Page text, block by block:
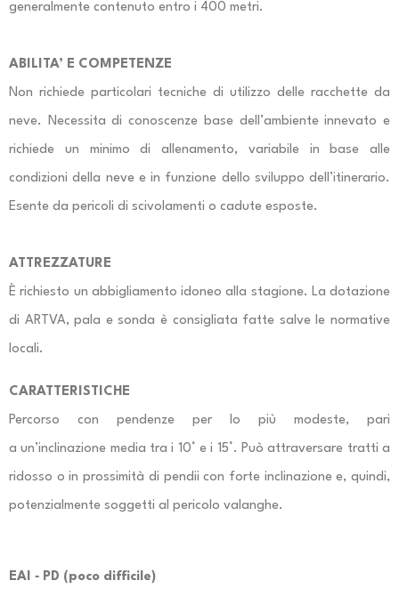
generalmente contenuto entro i 400 metri.
ABILITA’ E COMPETENZE
Non richiede particolari tecniche di utilizzo delle racchette da
neve. Necessita di conoscenze base dell’ambiente innevato e
richiede un minimo di allenamento, variabile in base alle
condizioni della neve e in funzione dello sviluppo dell’itinerario.
Esente da pericoli di scivolamenti o cadute esposte.
ATTREZZATURE
È richiesto un abbigliamento idoneo alla stagione. La dotazione
di ARTVA, pala e sonda è consigliata fatte salve le normative
locali.
CARATTERISTICHE
Percorso con pendenze per lo più modeste, pari
a un’inclinazione media tra i 10° e i 15°. Può attraversare tratti a
ridosso o in prossimità di pendii con forte inclinazione e, quindi,
potenzialmente soggetti al pericolo valanghe.
EAI ‐ PD (poco difficile)